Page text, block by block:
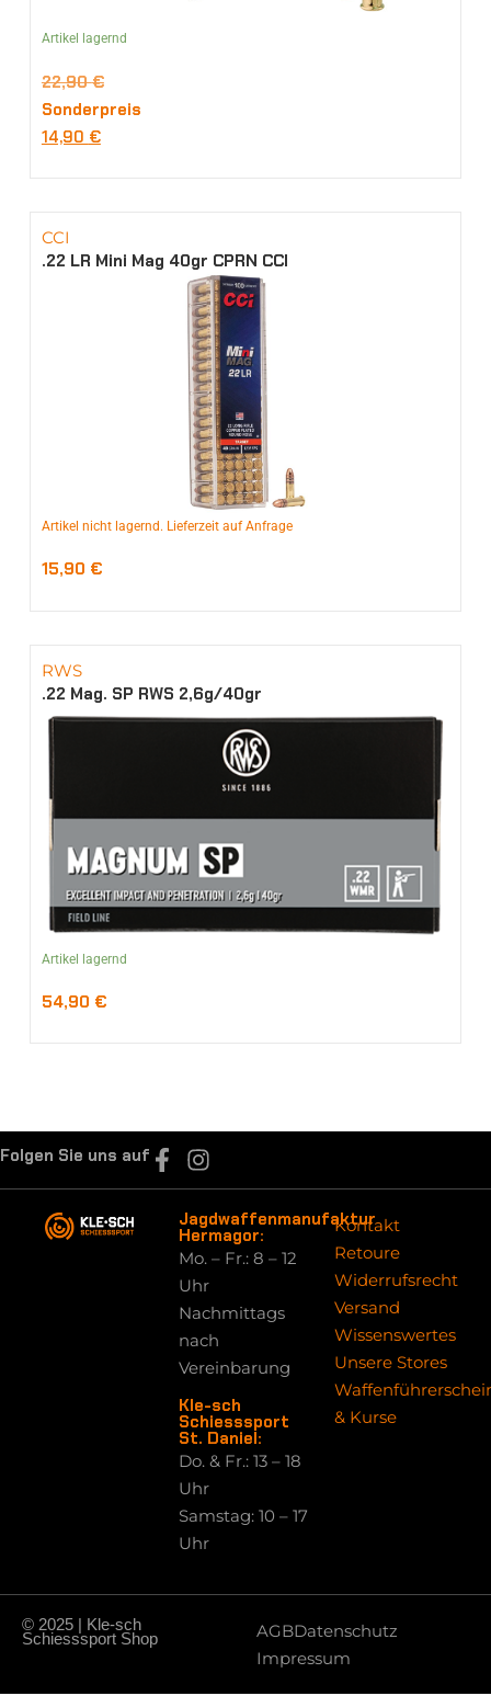
Artikel lagernd
22,90€
Sonderpreis
14,90 €
CCI
.22 LR Mini Mag 40gr CPRN CCI
Artikel nicht lagernd. Lieferzeit auf Anfrage
15,90 €
RWS
.22 Mag. SP RWS 2,6g/40gr
Artikel lagernd
54,90 €
Folgen Sie uns auf
Jagdwaffenmanufaktur
Hermagor:
Mo. – Fr.: 8 – 12
Uhr
Nachmittags
nach
Vereinbarung
Kle-sch
Schiesssport
St. Daniel:
Do. & Fr.: 13 – 18
Uhr
Samstag: 10 – 17
Uhr
Kontakt
Retoure
Widerrufsrecht
Versand
Wissenswertes
Unsere Stores
& Kurse
© 2025 | Kle-sch
Schiesssport Shop AGBDatenschutz
Impressum